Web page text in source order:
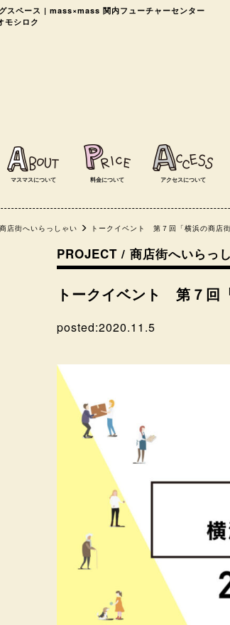
スペース | mass×mass 関内フューチャーセンター
モシロク
マスマスについて 料金について アクセスについて
商店街へいらっしゃい トークイベント 第７回「横浜の商店街
PROJECT / 商店街へいらっ
トークイベント 第７回
posted:2020.11.5